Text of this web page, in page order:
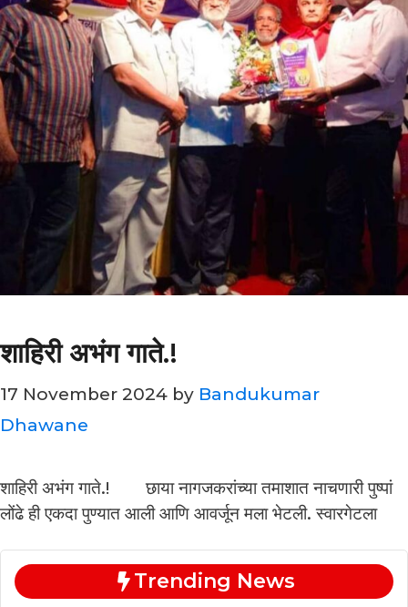
शाहिरी अभंग गाते.!
17 November 2024 by Bandukumar
Dhawane
शाहिरी अभंग गाते.! छाया नागजकरांच्या तमाशात नाचणारी पुष्पां
लोंढे ही एकदा पुण्यात आली आणि आवर्जून मला भेटली. स्वारगेटला
Trending News